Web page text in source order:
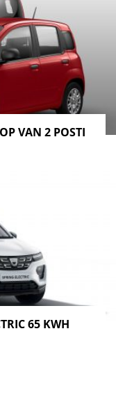
VAN 2 POSTI
65 KWH